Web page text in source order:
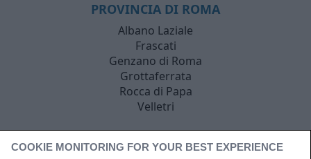
PROVINCIA DI ROMA
Albano Laziale
Frascati
Genzano di Roma
Grottaferrata
Rocca di Papa
Velletri
COOKIE MONITORING FOR YOUR BEST EXPERIENCE